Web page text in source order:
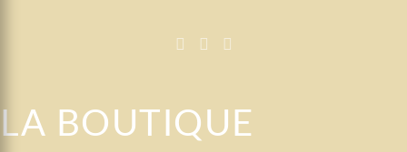
LA BOUTIQUE